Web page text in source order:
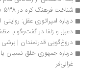
شناخت فرهنگ کره در 538 صفحه
درباره امپراتوری عقل: روایتی از
دعبل و زلفا در گفت‌وگو با مظفر
دروغ‌گویی قدرتمندان | برشی از کتاب